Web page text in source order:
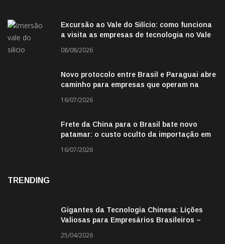
Excursão ao Vale do Silício: como funciona
a visita as empresas de tecnologia no Vale
08/08/2026
Novo protocolo entre Brasil e Paraguai abre
caminho para empresas que operam na
16/07/2026
Frete da China para o Brasil bate novo
patamar: o custo oculto da importação em
16/07/2026
TRENDING
Gigantes da Tecnologia Chinesa: Lições
Valiosas para Empresários Brasileiros –
25/04/2026